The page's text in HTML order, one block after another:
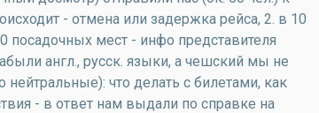
- отмена или задержка рейса, 2. в 10
посадочных мест - инфо представителя
англ., русск. языки, а чешский мы не
что делать с билетами, как
- в ответ нам выдали по справке на